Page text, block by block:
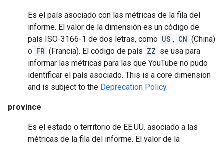
Es el país asociado con las métricas de la fila del
informe. El valor de la dimensión es un código de
país ISO-3166-1 de dos letras, como US , CN (China)
o FR (Francia). El código de país ZZ se usa para
informar las métricas para las que YouTube no pudo
identificar el país asociado. This is a core dimension
and is subject to the Deprecation Policy.
province
Es el estado o territorio de EE.UU. asociado a las
métricas de la fila del informe. El valor de la